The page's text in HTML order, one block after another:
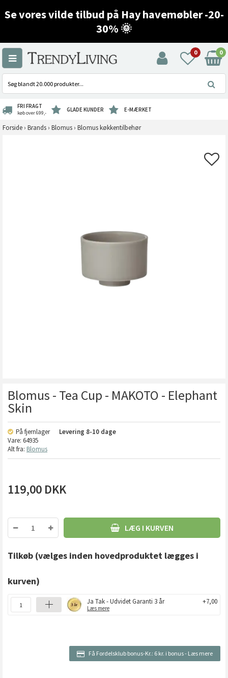
Se vores vilde tilbud på Hay havemøbler -20-
30% 🌞
0 0
FRI FRAGT
køb over 699,- GLADE KUNDER E-MÆRKET
Forside › Brands › Blomus › Blomus køkkentilbehør
Blomus - Tea Cup - MAKOTO - Elephant
Skin
På fjernlager Levering 8-10 dage
Vare: 64935
Alt fra: Blomus
119,00 DKK
LÆG I KURVEN
Tilkøb (vælges inden hovedproduktet lægges i
kurven)
Ja Tak - Udvidet Garanti 3 år
Læs mere
+7,00
Få Fordelsklub bonus-Kr.: 6 kr. i bonus- Læs mere